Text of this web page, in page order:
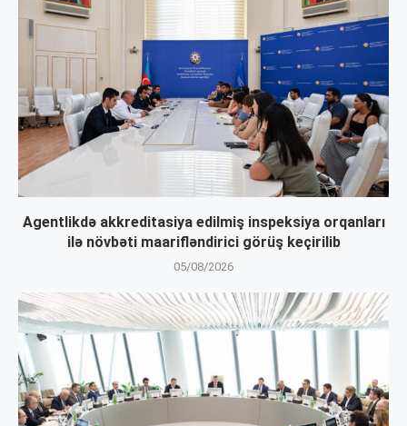
Agentlikdə akkreditasiya edilmiş inspeksiya orqanları
ilə növbəti maarifləndirici görüş keçirilib
05/08/2026